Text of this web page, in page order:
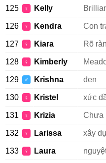
125 ♀ Kelly
126 ♀ Kendra Con
127 ♀ Kiara Rõ
128 ♀ Kimberly
129 ♂ Krishna đen
130 ♀ Kristel xức
131 ♀ Krizia Chưa
132 ♀ Larissa xây
133 ♀ Laura